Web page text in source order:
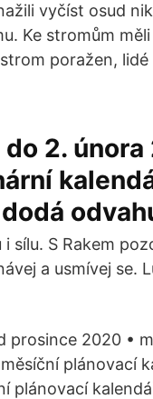
vyčíst osud
Ke stromům
poražen,
2. února
sílu. S Rakem
a usmívej se.
prosince 2020 •
plánovací
plánovací